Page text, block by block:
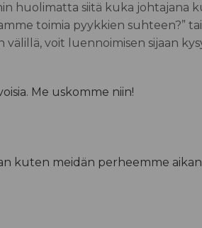
huolimatta siitä kuka johtajana
toimia pyykkien suhteen?”
välillä, voit luennoimisen sijaan
Me uskomme niin!
kuten meidän perheemme